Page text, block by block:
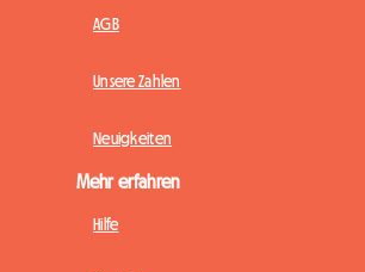
AGB
Unsere Zahlen
Neuigkeiten
Mehr erfahren
Hilfe